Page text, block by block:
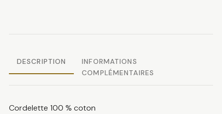
DESCRIPTION
INFORMATIONS
COMPLÉMENTAIRES
Cordelette 100 % coton